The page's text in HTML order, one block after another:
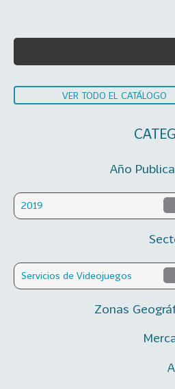
VER TODO EL CATÁLOGO
Año
2019
Servicios de Videojuegos
Zonas